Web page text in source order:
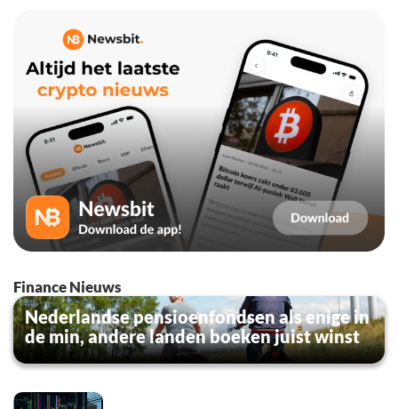
Finance Nieuws
Nederlandse pensioenfondsen als enige in
de min, andere landen boeken juist winst